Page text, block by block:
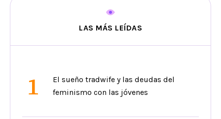
LAS MÁS LEÍDAS
1
El sueño tradwife y las deudas del
feminismo con las jóvenes